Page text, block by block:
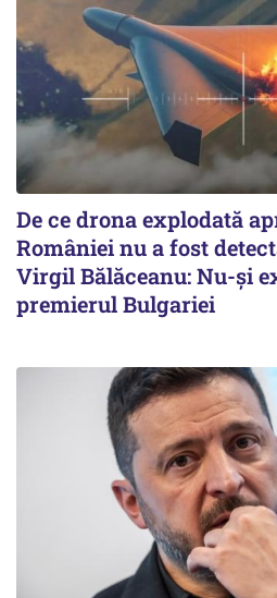
De ce drona explodată
României nu a fost
Virgil Bălăceanu: Nu-și
premierul Bulgariei